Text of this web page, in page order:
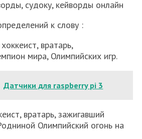
судоку, кейворды онлайн
к слову :
вратарь,
мира, Олимпийских игр.
Датчики для raspberry pi 3
вратарь, зажигавший
Олимпийский огонь на